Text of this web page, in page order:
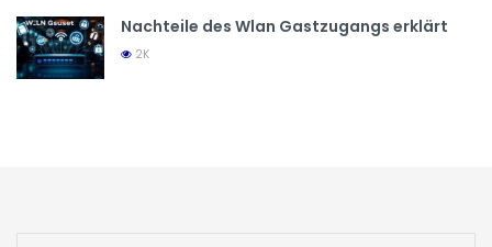
Nachteile des Wlan Gastzugangs erklärt
2K